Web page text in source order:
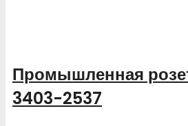
Промышленная
3403-2537